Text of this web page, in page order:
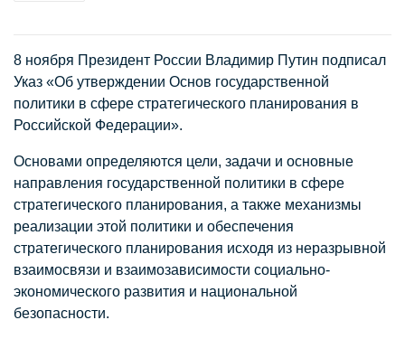
8 ноября Президент России Владимир Путин подписал
Указ «Об утверждении Основ государственной
политики в сфере стратегического планирования в
Российской Федерации».
Основами определяются цели, задачи и основные
направления государственной политики в сфере
стратегического планирования, а также механизмы
реализации этой политики и обеспечения
стратегического планирования исходя из неразрывной
взаимосвязи и взаимозависимости социально-
экономического развития и национальной
безопасности.